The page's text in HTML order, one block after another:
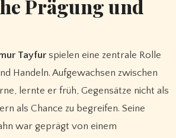
Prägung und
Tayfurspielen eine zentrale Rolle
Handeln. Aufgewachsen zwischen
lernte er früh, Gegensätze nicht als
als Chance zu begreifen. Seine
war geprägt von einem